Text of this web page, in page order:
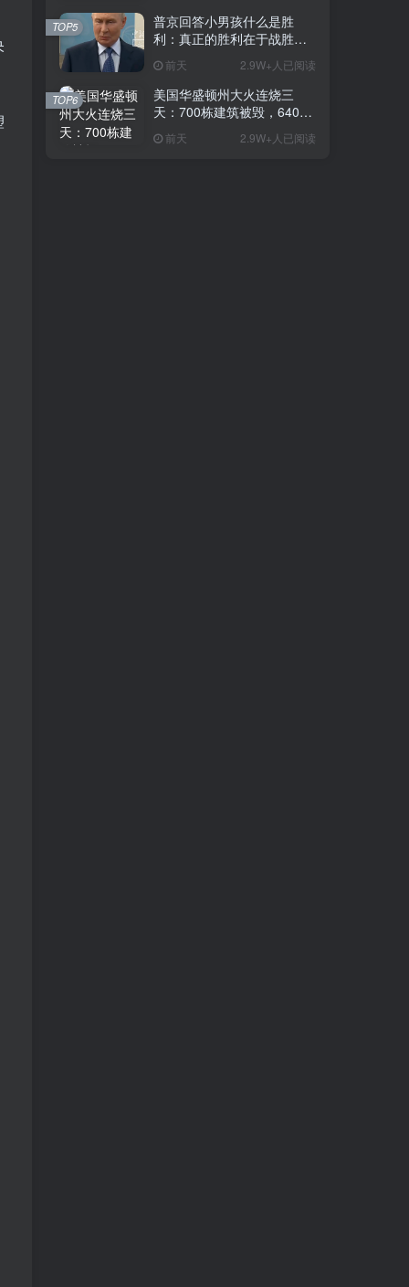
普京回答小男孩什么是胜
利：真正的胜利在于战胜自
是在电视上看起来更高
前天 2.9W+人已阅读
TOP5
美国华盛顿州大火连烧三
天：700栋建筑被毁，64000
前天 2.9W+人已阅读
TOP6